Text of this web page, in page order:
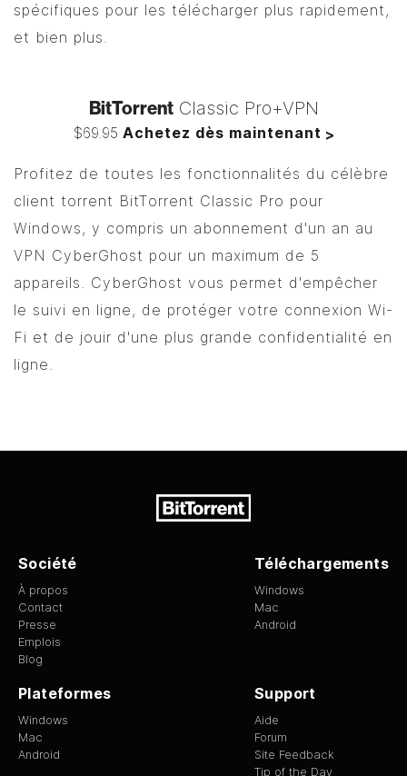
spécifiques pour les télécharger plus rapidement,
et bien plus.
BitTorrent Classic Pro+VPN
$69.95 Achetez dès maintenant >
Profitez de toutes les fonctionnalités du célèbre
client torrent BitTorrent Classic Pro pour
Windows, y compris un abonnement d'un an au
VPN CyberGhost pour un maximum de 5
appareils. CyberGhost vous permet d'empêcher
le suivi en ligne, de protéger votre connexion Wi-
Fi et de jouir d'une plus grande confidentialité en
ligne.
Société
À propos
Contact
Presse
Emplois
Blog
Téléchargements
Windows
Mac
Android
Plateformes
Windows
Mac
Android
Support
Aide
Forum
Site Feedback
Tip of the Day